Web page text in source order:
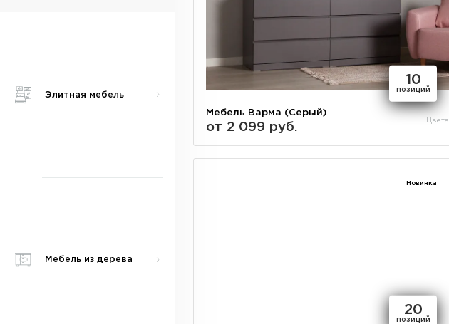
Элитная мебель
Мебель из дерева
10
позиций
Мебель Варма (Серый)
от 2 099 руб.
Цвета
Новинка
20
позиций